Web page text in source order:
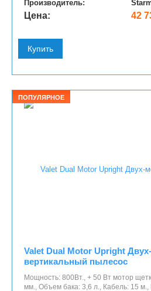
Производитель:
Цена: 42
Купить
ПОПУЛЯРНОЕ
Valet Dual Motor Upright
вертикальный пылесос
Мощность: 800Вт., + 50 Вт мотор
мм., Объем бака: 3,6 л., Кабель: 15 м.,